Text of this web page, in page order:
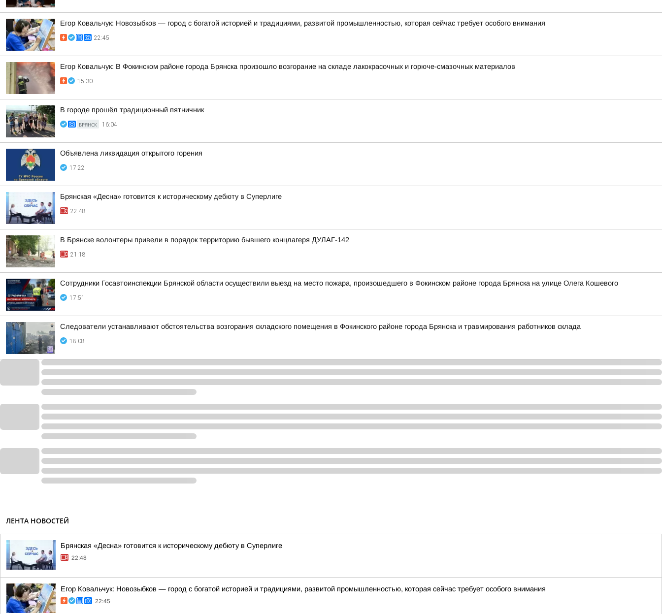
Егор Ковальчук: Новозыбков — город с богатой историей и традициями, развитой промышленностью, которая сейчас требует особого внимания
22:45
Егор Ковальчук: В Фокинском районе города Брянска произошло возгорание на складе лакокрасочных и горюче-смазочных материалов
15:30
В городе прошёл традиционный пятничник
БРЯНСК 16:04
Объявлена ликвидация открытого горения
17:22
Брянская «Десна» готовится к историческому дебюту в Суперлиге
22:48
В Брянске волонтеры привели в порядок территорию бывшего концлагеря ДУЛАГ-142
21:18
Сотрудники Госавтоинспекции Брянской области осуществили выезд на место пожара, произошедшего в Фокинском районе города Брянска на улице Олега Кошевого
17:51
Следователи устанавливают обстоятельства возгорания складского помещения в Фокинского районе города Брянска и травмирования работников склада
18:08
ЛЕНТА НОВОСТЕЙ
Брянская «Десна» готовится к историческому дебюту в Суперлиге
22:48
Егор Ковальчук: Новозыбков — город с богатой историей и традициями, развитой промышленностью, которая сейчас требует особого внимания
22:45